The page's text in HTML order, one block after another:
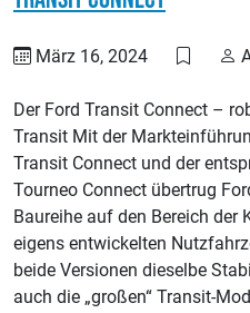
März 16, 2024
Der Ford Transit Connect –
Transit Mit der
Transit Connect und der
Tourneo Connect übertrug
Baureihe auf den Bereich der
eigens entwickelten
beide Versionen dieselbe
auch die „großen“ Transit-